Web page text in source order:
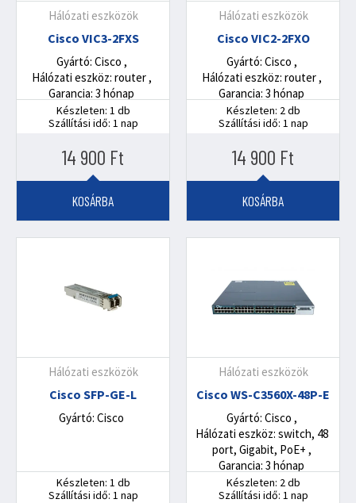
Hálózati eszközök
Cisco VIC3-2FXS
Gyártó: Cisco
Hálózati eszköz: router
Garancia: 3 hónap
Készleten: 1 db
Szállítási idő: 1 nap
14 900 Ft
KOSÁRBA
Hálózati eszközök
Cisco VIC2-2FXO
Gyártó: Cisco
Hálózati eszköz: router
Garancia: 3 hónap
Készleten: 2 db
Szállítási idő: 1 nap
14 900 Ft
KOSÁRBA
Hálózati eszközök
Cisco SFP-GE-L
Gyártó: Cisco
Készleten: 1 db
Szállítási idő: 1 nap
Hálózati eszközök
Cisco WS-C3560X-48P-E
Gyártó: Cisco
Hálózati eszköz: switch, 48
port, Gigabit, PoE+
Garancia: 3 hónap
Készleten: 2 db
Szállítási idő: 1 nap